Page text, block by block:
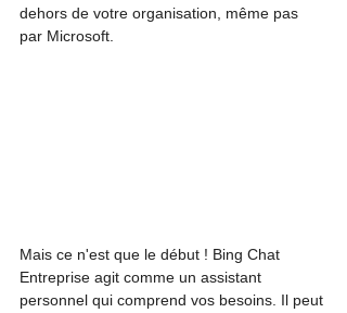
dehors de votre organisation, même pas
par Microsoft.
Mais ce n'est que le début ! Bing Chat
Entreprise agit comme un assistant
personnel qui comprend vos besoins. Il peut